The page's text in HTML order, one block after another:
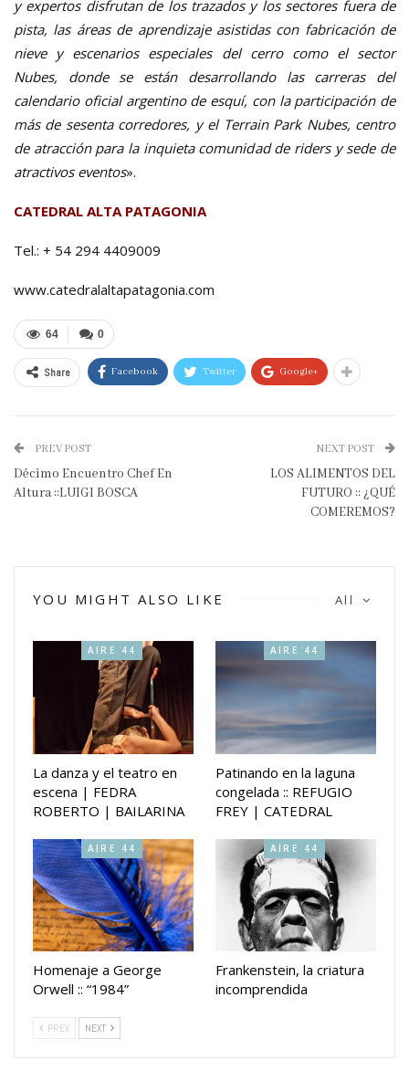
y expertos disfrutan de los trazados y los sectores fuera de
pista, las áreas de aprendizaje asistidas con fabricación de
nieve y escenarios especiales del cerro como el sector
Nubes, donde se están desarrollando las carreras del
calendario oficial argentino de esquí, con la participación de
más de sesenta corredores, y el Terrain Park Nubes, centro
de atracción para la inquieta comunidad de riders y sede de
atractivos eventos».
CATEDRAL ALTA PATAGONIA
Tel.: + 54 294 4409009
www.catedralaltapatagonia.com
0
64
Share Facebook Twitter Google+
PREV POST
Décimo Encuentro Chef En
Altura ::LUIGI BOSCA
NEXT POST
LOS ALIMENTOS DEL
FUTURO :: ¿QUÉ
COMEREMOS?
All
YOU MIGHT ALSO LIKE
AIRE 44
La danza y el teatro en
escena | FEDRA
ROBERTO | BAILARINA
AIRE 44
Patinando en la laguna
congelada :: REFUGIO
FREY | CATEDRAL
AIRE 44
Homenaje a George
Orwell :: “1984”
AIRE 44
Frankenstein, la criatura
incomprendida
PREV NEXT